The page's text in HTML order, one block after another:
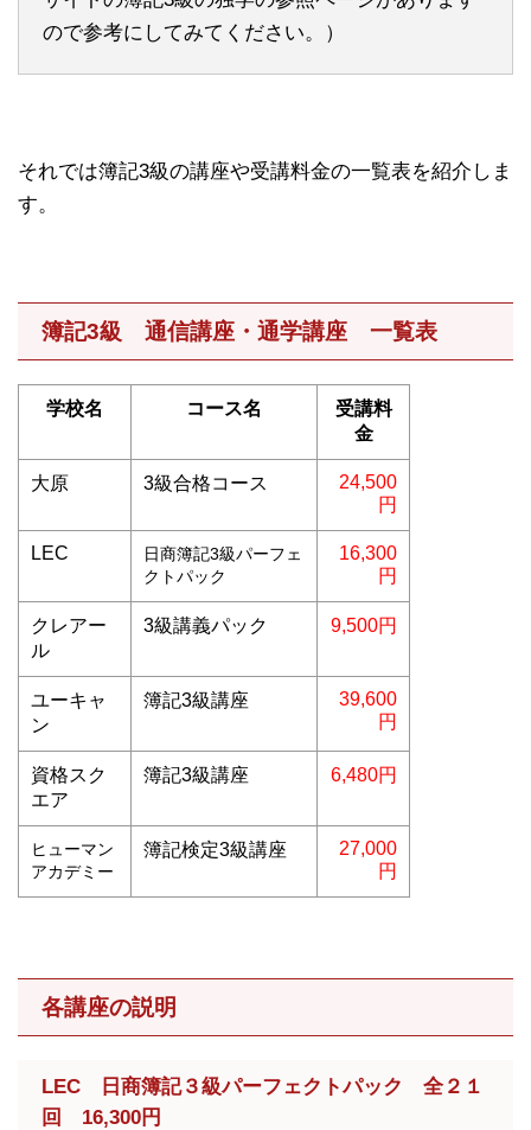
ので参考にしてみてください。）
それでは簿記3級の講座や受講料金の一覧表を紹介しま
す。
簿記3級 通信講座・通学講座 一覧表
学校名 コース名
受講料
金
大原 3級合格コース
24,500
円
LEC
日商簿記3級パーフェ
クトパック
16,300
円
クレアー
ル
3級講義パック 9,500円
ユーキャ
ン
簿記3級講座
39,600
円
資格スク
エア
簿記3級講座 6,480円
ヒューマン
アカデミー
簿記検定3級講座
27,000
円
各講座の説明
LEC 日商簿記３級パーフェクトパック 全２１
回 16,300円